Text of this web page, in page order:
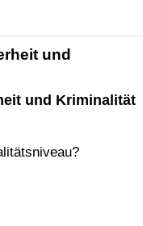
und
und Kriminalität